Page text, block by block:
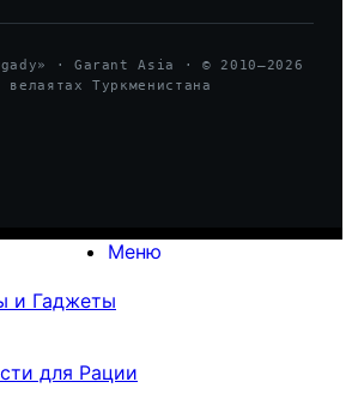
· Garant Asia · © 2010—2026
Туркменистана
Меню
и Гаджеты
для Рации